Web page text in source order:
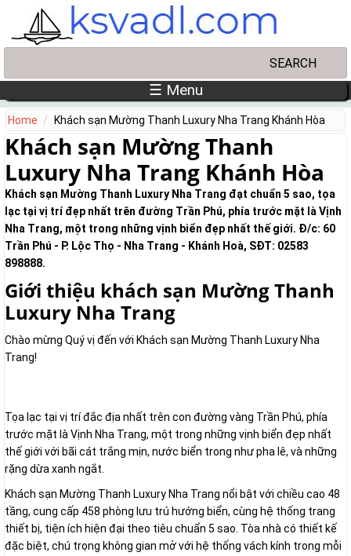
Skip to main content
☰ Menu
Home Khách sạn Mường Thanh Luxury Nha Trang Khánh Hòa
Khách sạn Mường Thanh
Luxury Nha Trang Khánh Hòa
Khách sạn Mường Thanh Luxury Nha Trang đạt chuẩn 5 sao, tọa
lạc tại vị trí đẹp nhất trên đường Trần Phú, phía trước mặt là Vịnh
Nha Trang, một trong những vịnh biển đẹp nhất thế giới. Đ/c: 60
Trần Phú - P. Lộc Thọ - Nha Trang - Khánh Hoà, SĐT: 02583
898888.
Giới thiệu khách sạn Mường Thanh
Luxury Nha Trang
Chào mừng Quý vị đến với Khách sạn Mường Thanh Luxury Nha
Trang!
Tọa lạc tại vị trí đắc địa nhất trên con đường vàng Trần Phú, phía
trước mặt là Vịnh Nha Trang, một trong những vịnh biển đẹp nhất
thế giới với bãi cát trắng mịn, nước biển trong như pha lê, và những
rặng dừa xanh ngắt.
Khách sạn Mường Thanh Luxury Nha Trang nổi bật với chiều cao 48
tầng, cung cấp 458 phòng lưu trú hướng biển, cùng hệ thống trang
thiết bị, tiện ích hiện đại theo tiêu chuẩn 5 sao. Tòa nhà có thiết kế
đặc biệt, chú trọng không gian mở với hệ thống vách kính trong mỗi